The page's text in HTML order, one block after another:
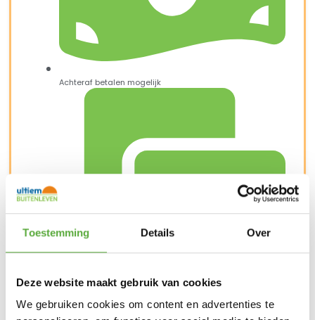
Toestemming Details Over
Deze website maakt gebruik van cookies
We gebruiken cookies om content en advertenties te
Achteraf betalen mogelijk
Snelle verzending & levering aan huis